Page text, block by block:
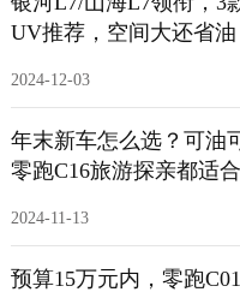
UV推荐，空间大还省油
2024-12-03
年末新车怎么选？可油
零跑C16旅游探亲都适合
2024-11-13
预算15万元内，零跑